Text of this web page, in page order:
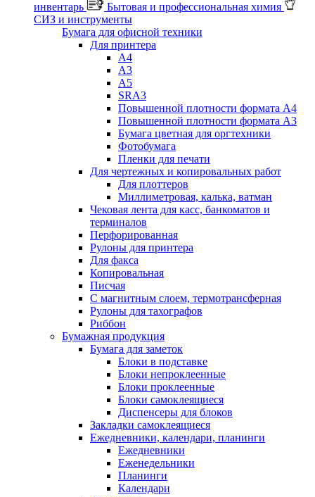
инвентарь
Бытовая и профессиональная химия
СИЗ и инструменты
Бумага для офисной техники
Для принтера
А4
А3
А5
SRA3
Повышенной плотности формата А4
Повышенной плотности формата А3
Бумага цветная для оргтехники
Фотобумага
Пленки для печати
Для чертежных и копировальных работ
Для плоттеров
Миллиметровая, калька, ватман
Чековая лента для касс, банкоматов и
терминалов
Перфорированная
Рулоны для принтера
Для факса
Копировальная
Писчая
С магнитным слоем, термотрансферная
Рулоны для тахографов
Риббон
Бумажная продукция
Бумага для заметок
Блоки в подставке
Блоки непроклеенные
Блоки проклеенные
Блоки самоклеящиеся
Диспенсеры для блоков
Закладки самоклеящиеся
Ежедневники, календари, планинги
Ежедневники
Еженедельники
Планинги
Календари